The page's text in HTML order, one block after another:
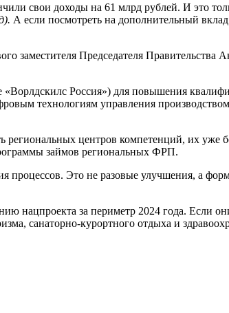
свои доходы на 61 млрд рублей. И это
А если посмотреть на дополнительный
заместителя Председателя
«Ворлдскилс Россия») для повышения
технологиям управления
центров компетенций, их
займов региональных ФРП.
Это не разовые улучшения, а
нацпроекта за периметр 2024 года. Если
санаторно-курортного отдыха и